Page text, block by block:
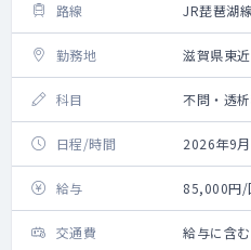
路線 JR琵琶湖線
勤務地 滋賀県東
科目 不問・透
日程/時間 2026年9
給与 85,000円/
交通費 給与に含む